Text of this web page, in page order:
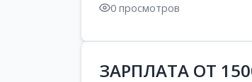
0 просмотров
ЗАРПЛАТА ОТ